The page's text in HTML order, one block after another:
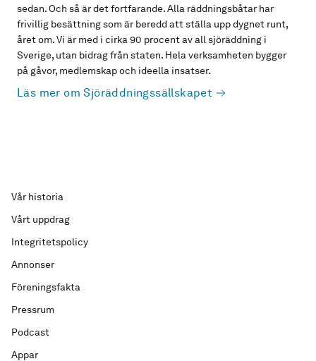
sedan. Och så är det fortfarande. Alla räddningsbåtar har
frivillig besättning som är beredd att ställa upp dygnet runt,
året om. Vi är med i cirka 90 procent av all sjöräddning i
Sverige, utan bidrag från staten. Hela verksamheten bygger
på gåvor, medlemskap och ideella insatser.
Läs mer om Sjöräddningssällskapet
Vår historia
Vårt uppdrag
Integritetspolicy
Annonser
Föreningsfakta
Pressrum
Podcast
Appar